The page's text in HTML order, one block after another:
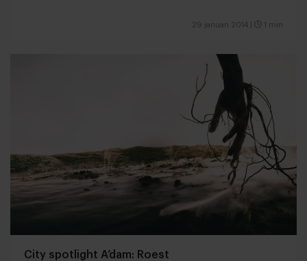
29 januari 2014 1 min
City spotlight A’dam: Roest